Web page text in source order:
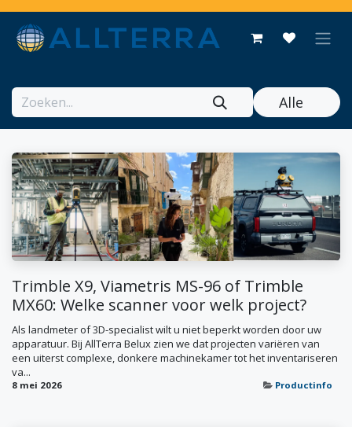
Overslaan naar inhoud
Alle
Trimble X9, Viametris MS-96 of Trimble
MX60: Welke scanner voor welk project?
Als landmeter of 3D-specialist wilt u niet beperkt worden door uw
apparatuur. Bij AllTerra Belux zien we dat projecten variëren van
een uiterst complexe, donkere machinekamer tot het inventariseren
va...
8 mei 2026 Productinfo